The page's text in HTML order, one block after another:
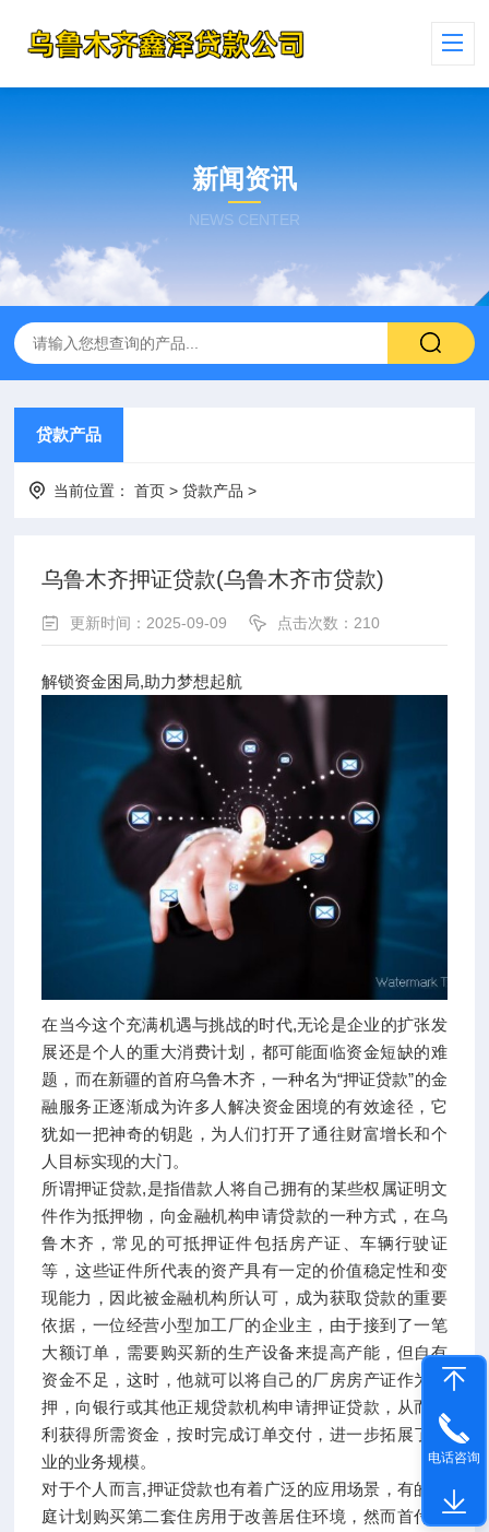
新闻资讯
NEWS CENTER
贷款产品
当前位置：首页 >贷款产品 >
乌鲁木齐押证贷款(乌鲁木齐市贷款)
更新时间：2025-09-09 点击次数：210
解锁资金困局,助力梦想起航
在当今这个充满机遇与挑战的时代,无论是企业的扩张发
展还是个人的重大消费计划，都可能面临资金短缺的难
题，而在新疆的首府乌鲁木齐，一种名为“押证贷款”的金
融服务正逐渐成为许多人解决资金困境的有效途径，它
犹如一把神奇的钥匙，为人们打开了通往财富增长和个
人目标实现的大门。
所谓押证贷款,是指借款人将自己拥有的某些权属证明文
件作为抵押物，向金融机构申请贷款的一种方式，在乌
鲁木齐，常见的可抵押证件包括房产证、车辆行驶证
等，这些证件所代表的资产具有一定的价值稳定性和变
现能力，因此被金融机构所认可，成为获取贷款的重要
依据，一位经营小型加工厂的企业主，由于接到了一笔
大额订单，需要购买新的生产设备来提高产能，但自有
资金不足，这时，他就可以将自己的厂房房产证作为抵
押，向银行或其他正规贷款机构申请押证贷款，从而顺
利获得所需资金，按时完成订单交付，进一步拓展了企
业的业务规模。
对于个人而言,押证贷款也有着广泛的应用场景，有的家
庭计划购买第二套住房用于改善居住环境，然而首付款
电话咨询